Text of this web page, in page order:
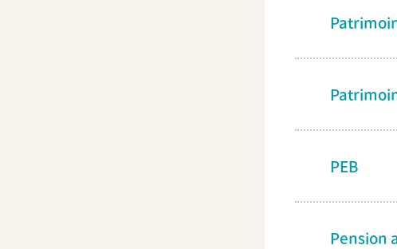
PEB
Pension